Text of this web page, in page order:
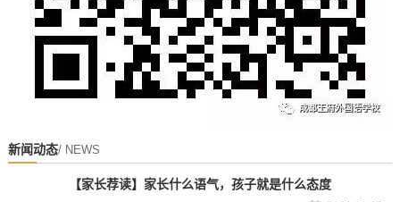
新闻动态/ NEWS
【家长荐读】家长什么语气，孩子就是什么态度